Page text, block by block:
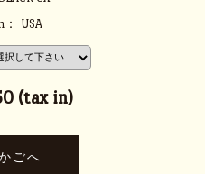
USA
(tax in)